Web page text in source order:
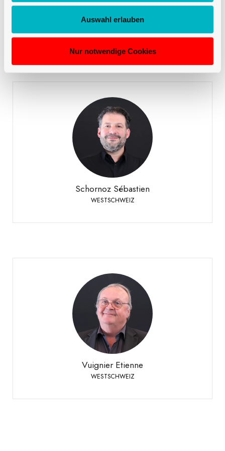
Auswahl erlauben
Nur notwendige Cookies
VERKAUF DEUTSCHSCHWEIZ
Schornoz Sébastien
WESTSCHWEIZ
Schornoz Sébastien
WESTSCHWEIZ
Telefon:
+41 79 508 63 97
Vuignier Etienne
WESTSCHWEIZ
Vuignier Etienne
WESTSCHWEIZ
Telefon:
+41 79 310 92 42